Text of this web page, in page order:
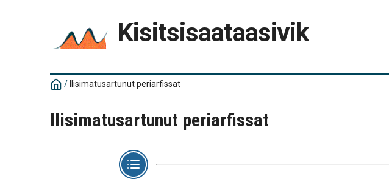
Kisitsisaataasivik
/ Ilisimatusartunut periarfissat
Ilisimatusartunut periarfissat